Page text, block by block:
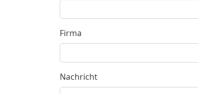
Firma
Nachricht